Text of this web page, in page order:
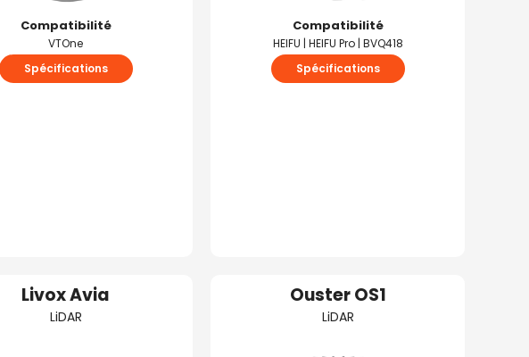
Compatibilité
VTOne
Spécifications
Compatibilité
HEIFU | HEIFU Pro | BVQ418
Spécifications
Livox Avia
LiDAR
Ouster OS1
LiDAR